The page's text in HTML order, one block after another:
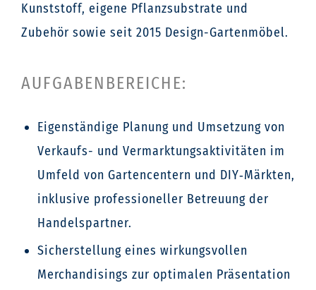
Kunststoff, eigene Pflanzsubstrate und
Zubehör sowie seit 2015 Design-Gartenmöbel.
AUFGABENBEREICHE:
Eigenständige Planung und Umsetzung von
Verkaufs- und Vermarktungsaktivitäten im
Umfeld von Gartencentern und DIY‑Märkten,
inklusive professioneller Betreuung der
Handelspartner.
Sicherstellung eines wirkungsvollen
Merchandisings zur optimalen Präsentation